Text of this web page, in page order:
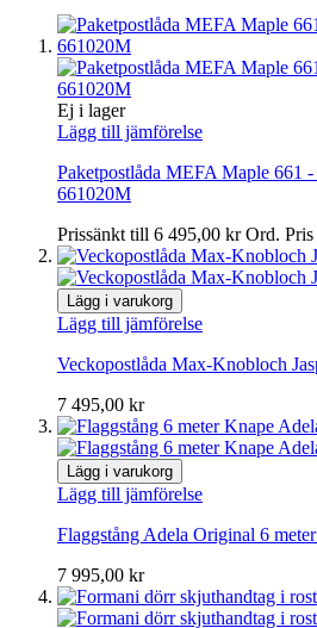
Ej i lager
Lägg till jämförelse
Paketpostlåda MEFA Maple 661
661020M
Prissänkt till 6 495,00 kr Ord. Pris
Lägg i varukorg
Lägg till jämförelse
Veckopostlåda Max-Knobloch
7 495,00 kr
Lägg i varukorg
Lägg till jämförelse
Flaggstång Adela Original 6
7 995,00 kr